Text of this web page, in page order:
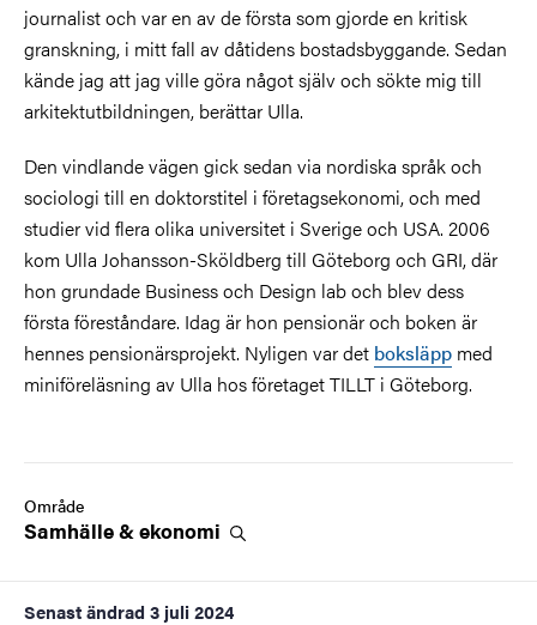
journalist och var en av de första som gjorde en kritisk
granskning, i mitt fall av dåtidens bostadsbyggande. Sedan
kände jag att jag ville göra något själv och sökte mig till
arkitektutbildningen, berättar Ulla.
Den vindlande vägen gick sedan via nordiska språk och
sociologi till en doktorstitel i företagsekonomi, och med
studier vid flera olika universitet i Sverige och USA. 2006
kom Ulla Johansson-Sköldberg till Göteborg och GRI, där
hon grundade Business och Design lab och blev dess
första föreståndare. Idag är hon pensionär och boken är
hennes pensionärsprojekt. Nyligen var det boksläpp med
miniföreläsning av Ulla hos företaget TILLT i Göteborg.
Område
Samhälle &ekonomi
Senast ändrad 3 juli 2024